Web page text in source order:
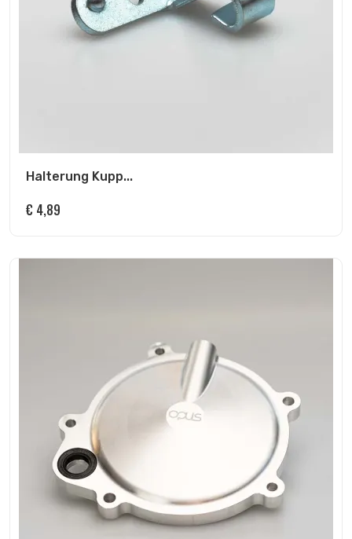
Halterung Kupp...
€ 4,89